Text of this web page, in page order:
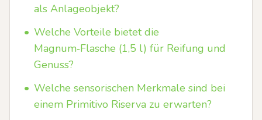
als Anlageobjekt?
• Welche Vorteile bietet die
Magnum‑Flasche (1,5 l) für Reifung und
Genuss?
• Welche sensorischen Merkmale sind bei
einem Primitivo Riserva zu erwarten?